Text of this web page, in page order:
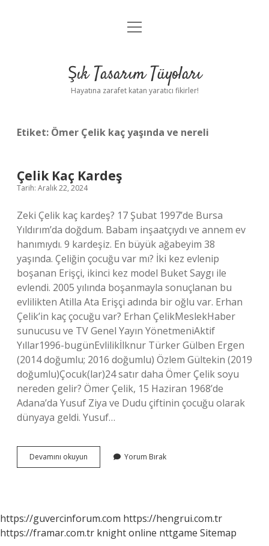
Anasayfa
Yasal Uyarı
menüyü
Şık Tasarım Tüyoları
Hayatına zarafet katan yaratıcı fikirler!
Etiket: Ömer Çelik kaç yaşında ve nereli
Çelik Kaç Kardeş
Tarih: Aralık 22, 2024
Zeki Çelik kaç kardeş? 17 Şubat 1997’de Bursa
Yıldırım’da doğdum. Babam inşaatçıydı ve annem ev
hanımıydı. 9 kardeşiz. En büyük ağabeyim 38
yaşında. Çeliğin çocuğu var mı? İki kez evlenip
boşanan Erişçi, ikinci kez model Buket Saygı ile
evlendi. 2005 yılında boşanmayla sonuçlanan bu
evlilikten Atilla Ata Erişçi adında bir oğlu var. Erhan
Çelik’in kaç çocuğu var? Erhan ÇelikMeslekHaber
sunucusu ve TV Genel Yayın YönetmeniAktif
Yıllar1996-bugünEvlilikİlknur Türker Gülben Ergen
(2014 doğumlu; 2016 doğumlu) Özlem Gültekin (2019
doğumlu)Çocuk(lar)24 satır daha Ömer Çelik soyu
nereden gelir? Ömer Çelik, 15 Haziran 1968’de
Adana’da Yusuf Ziya ve Dudu çiftinin çocuğu olarak
dünyaya geldi. Yusuf…
Devamını okuyun
Kaç
Yorum Bırak
https://guvercinforum.com https://hengrui.com.tr
https://framar.com.tr knight online nttgame Sitemap